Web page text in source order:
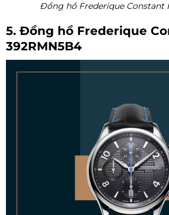
Đồng hồ Frederique Constant
5. Đồng hồ Frederique
392RMN5B4